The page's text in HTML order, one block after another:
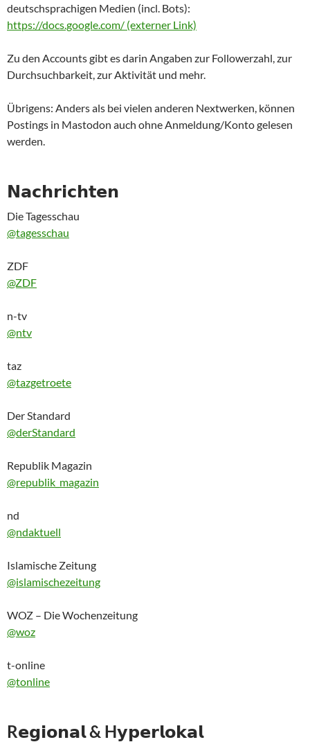
deutschsprachigen Medien (incl. Bots):
https://docs.google.com/ (externer Link)
Zu den Accounts gibt es darin Angaben zur Followerzahl, zur
Durchsuchbarkeit, zur Aktivität und mehr.
Übrigens: Anders als bei vielen anderen Nextwerken, können
Postings in Mastodon auch ohne Anmeldung/Konto gelesen
werden.
𝗡𝗮𝗰𝗵𝗿𝗶𝗰𝗵𝘁𝗲𝗻
Die Tagesschau
@tagesschau
ZDF
@ZDF
n-tv
@ntv
taz
@tazgetroete
Der Standard
@derStandard
Republik Magazin
@republik_magazin
nd
@ndaktuell
Islamische Zeitung
@islamischezeitung
WOZ – Die Wochenzeitung
@woz
t-online
@tonline
​R𝗲𝗴𝗶𝗼𝗻𝗮𝗹 & H𝘆𝗽𝗲𝗿𝗹𝗼𝗸𝗮𝗹